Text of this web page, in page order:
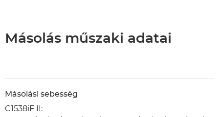
Másolás műszaki adatai
Másolási sebesség
C1538iF II: